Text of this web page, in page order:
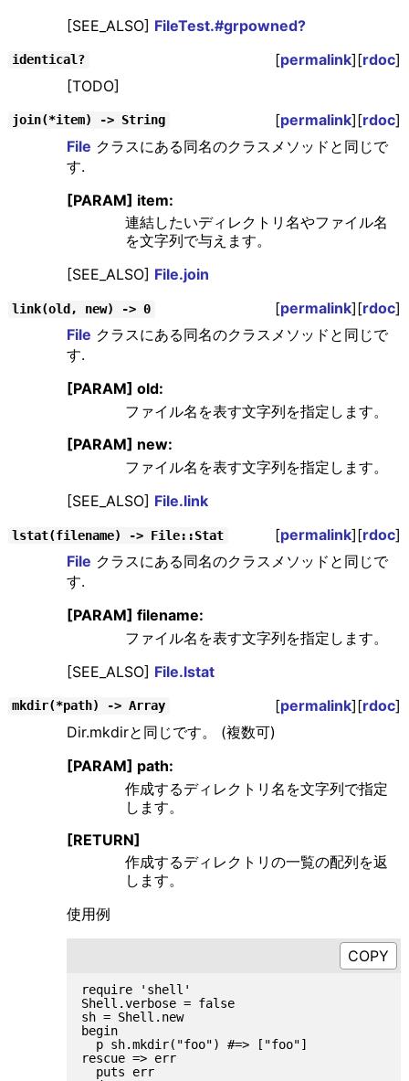
[SEE_ALSO] FileTest.#grpowned?
identical? [permalink][rdoc]
[TODO]
join(*item) -> String [permalink][rdoc]
File クラスにある同名のクラスメソッドと同じで
す.
[PARAM] item:
連結したいディレクトリ名やファイル名
を文字列で与えます。
[SEE_ALSO] File.join
link(old, new) -> 0 [permalink][rdoc]
File クラスにある同名のクラスメソッドと同じで
す.
[PARAM] old:
ファイル名を表す文字列を指定します。
[PARAM] new:
ファイル名を表す文字列を指定します。
[SEE_ALSO] File.link
lstat(filename) -> File::Stat [permalink][rdoc]
File クラスにある同名のクラスメソッドと同じで
す.
[PARAM] filename:
ファイル名を表す文字列を指定します。
[SEE_ALSO] File.lstat
mkdir(*path) -> Array [permalink][rdoc]
Dir.mkdirと同じです。 (複数可)
[PARAM] path:
作成するディレクトリ名を文字列で指定
します。
[RETURN]
作成するディレクトリの一覧の配列を返
します。
使用例
require 'shell'
Shell.verbose = false
sh = Shell.new
begin
  p sh.mkdir("foo") #=> ["foo"]
rescue => err
  puts err